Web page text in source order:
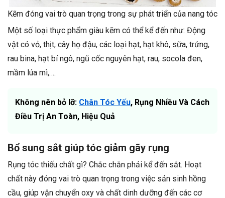
Kẽm đóng vai trò quan trọng trong sự phát triển của nang tóc
Một số loại thực phẩm giàu kẽm có thể kể đến như: Động
vật có vỏ, thịt, cây họ đậu, các loại hạt, hạt khô, sữa, trứng,
rau bina, hạt bí ngô, ngũ cốc nguyên hạt, rau, socola đen,
mầm lúa mì,….
Không nên bỏ lỡ: Chân Tóc Yếu, Rụng Nhiều Và Cách
Điều Trị An Toàn, Hiệu Quả
Bổ sung sắt giúp tóc giảm gãy rụng
Rụng tóc thiếu chất gì? Chắc chắn phải kể đến sắt. Hoạt
chất này đóng vai trò quan trọng trong việc sản sinh hồng
cầu, giúp vận chuyển oxy và chất dinh dưỡng đến các cơ